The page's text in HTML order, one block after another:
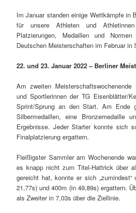
Im Januar standen einige Wettkämpfe in
für unsere Athleten und
Platzierungen, Medaillen und
Deutschen Meisterschaften im Februar in
22. und 23. Januar 2022 – Berliner
Am zweiten
und Sportlerinnen der TG Eisenblätter/
Sprint/Sprung an den Start. Am Ende
Silbermedaillen, eine Bronzemedaille
Ergebnisse. Jeder Starter konnte sich
Finalplatzierung ergattern.
Fleißigster Sammler am Wochenende
es knapp nicht zum Titel-Hattrick über
gereicht hat, konnte er sich
21,77s) und 400m (in 49,89s) ergattern.
als Zweiter in 7,03s über die Ziellinie.